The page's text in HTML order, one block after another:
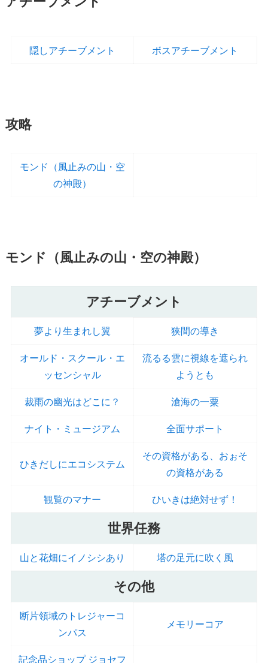
隠しアチーブメント ボスアチーブメント
攻略
モンド（風止みの山・空
の神殿）
モンド（風止みの山・空の神殿）
アチーブメント
夢より生まれし翼 狭間の導き
オールド・スクール・エ
ッセンシャル
流るる雲に視線を遮られ
ようとも
裁雨の幽光はどこに？ 滄海の一粟
ナイト・ミュージアム 全面サポート
ひきだしにエコシステム
その資格がある、おぉそ
の資格がある
観覧のマナー ひいきは絶対せず！
世界任務
山と花畑にイノシシあり 塔の足元に吹く風
その他
断片領域のトレジャーコ
ンパス
メモリーコア
記念品ショップ ジョセフ